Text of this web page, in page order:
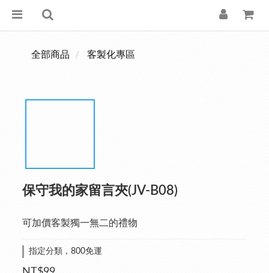
全部商品 客製化專區
保守我的家留言夾(JV-B08)
可加價客製獨一無二的禮物
指定分類，800免運